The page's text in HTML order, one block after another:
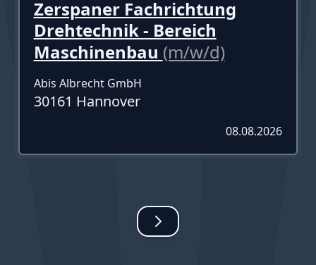
Zerspaner Fachrichtung
Drehtechnik - Bereich
Maschinenbau (m/w/d)
Abis Albrecht GmbH
30161 Hannover
08.08.2026